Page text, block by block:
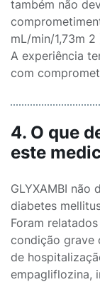
também não
mL/min/1,73m
A experiência
com
4. O que
este
GLYXAMBI não
diabetes
Foram
condição grave
de
empagliflozina,